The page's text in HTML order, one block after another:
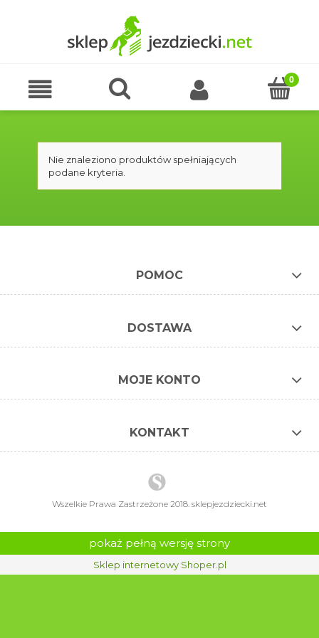
Nie znaleziono produktów spełniających
podane kryteria.
POMOC
DOSTAWA
MOJE KONTO
KONTAKT
Wszelkie Prawa Zastrzeżone 2018. sklepjezdziecki.net
pokaż pełną wersję strony
Sklep internetowy Shoper.pl